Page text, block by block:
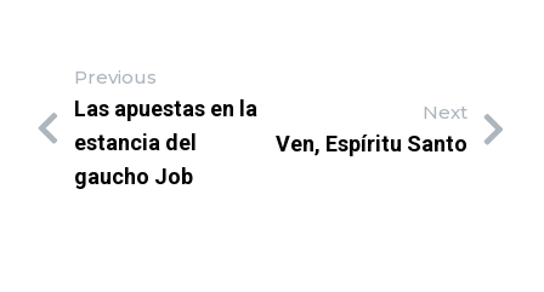
Previous
Las apuestas en la
estancia del
gaucho Job
Next
Ven, Espíritu Santo